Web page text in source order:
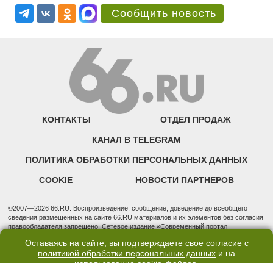
Сообщить новость
КОНТАКТЫ ОТДЕЛ ПРОДАЖ
КАНАЛ В TELEGRAM
ПОЛИТИКА ОБРАБОТКИ ПЕРСОНАЛЬНЫХ ДАННЫХ
COOKIE НОВОСТИ ПАРТНЕРОВ
©2007—2026 66.RU. Воспроизведение, сообщение, доведение до всеобщего
сведения размещенных на сайте 66.RU материалов и их элементов без согласия
правообладателя запрещено. Сетевое издание «Современный портал
надзору в сфере связи, информационных технологий и массовых коммуникаций
(Роскомнадзор). Регистрационный номер ЭЛ № ФС 77 - 76634 от 02.09.2019
Оставаясь на сайте, вы подтверждаете свое согласие с
политикой обработки персональных данных и на